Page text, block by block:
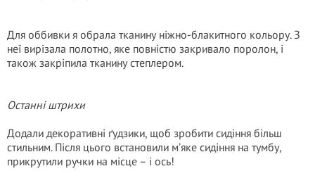
Для оббивки я обрала тканину ніжно-блакитного кольору. З
неї вирізала полотно, яке повністю закривало поролон, і
також закріпила тканину степлером.
Останні штрихи
Додали декоративні ґудзики, щоб зробити сидіння більш
стильним. Після цього встановили м’яке сидіння на тумбу,
прикрутили ручки на місце – і ось!